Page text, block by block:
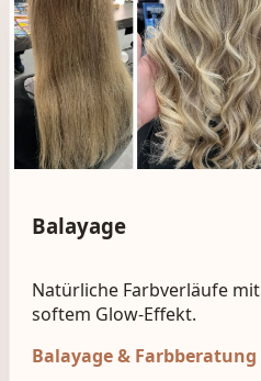
Balayage
Natürliche Farbverläufe mit
softem Glow-Effekt.
Balayage & Farbberatung